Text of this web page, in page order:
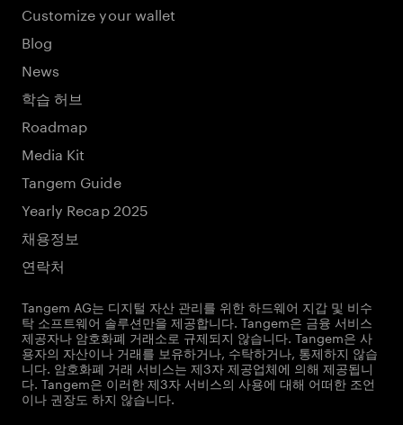
Customize your wallet
Blog
News
학습 허브
Roadmap
Media Kit
Tangem Guide
Yearly Recap 2025
채용정보
연락처
Tangem AG는 디지털 자산 관리를 위한 하드웨어 지갑 및 비수
탁 소프트웨어 솔루션만을 제공합니다. Tangem은 금융 서비스
제공자나 암호화폐 거래소로 규제되지 않습니다. Tangem은 사
용자의 자산이나 거래를 보유하거나, 수탁하거나, 통제하지 않습
니다. 암호화폐 거래 서비스는 제3자 제공업체에 의해 제공됩니
다. Tangem은 이러한 제3자 서비스의 사용에 대해 어떠한 조언
이나 권장도 하지 않습니다.